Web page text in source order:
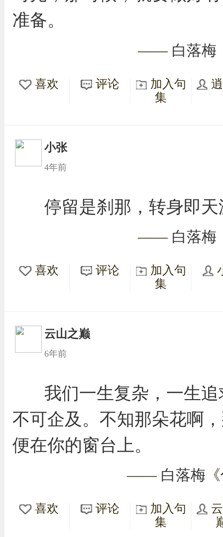
准备。
—— 白落梅
喜欢 评论
加入句
集
小张
4年前
停留是刹那，转身即天
—— 白落梅
喜欢 评论
加入句
集
云山之巅
6年前
我们一生复杂，一生
不可企及。不知那朵花啊
便在你的窗台上。
—— 白落梅 《
喜欢 评论
加入句
集